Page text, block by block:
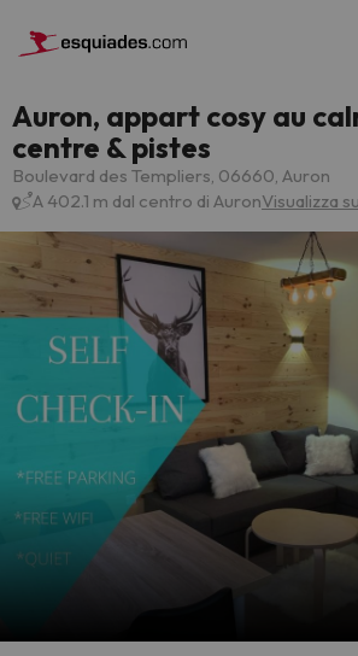
Auron, appart cosy au
centre & pistes
Boulevard des Templiers, 06660, Auron
A 402.1 m dal centro di AuronVisualizza